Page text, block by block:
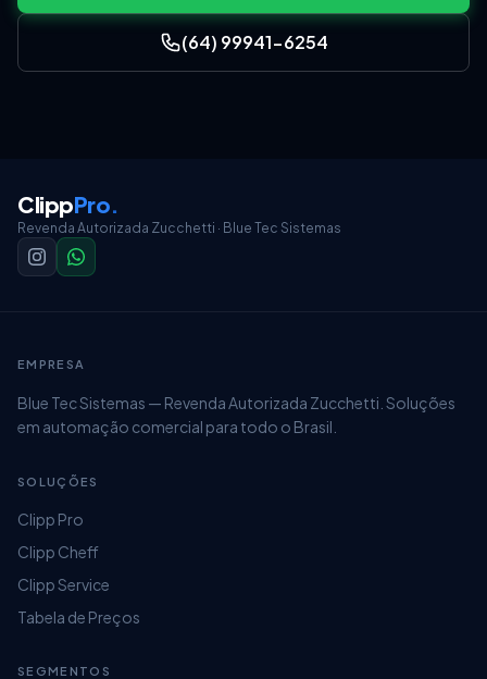
Após confirmar os itens que deseja alterar,
Ajuste,será apresentada a notificação
juntamente com a necessidade de efetuar o
backup;
Após o backup do sistema ser concluído, o ajuste
(64) 99941-6254
ClippPro.
Revenda Autorizada Zucchetti · Blue Tec Sistemas
EMPRESA
Blue Tec Sistemas — Revenda Autorizada Zucchetti. Soluções
em automação comercial para todo o Brasil.
SOLUÇÕES
Clipp Pro
Clipp Cheff
Clipp Service
Tabela de Preços
SEGMENTOS